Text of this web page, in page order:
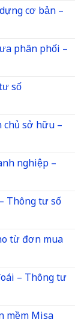
cơ bản –
phân phối –
số
chủ sở hữu –
nghiệp –
Thông tư số
từ đơn mua
– Thông tư
mềm Misa